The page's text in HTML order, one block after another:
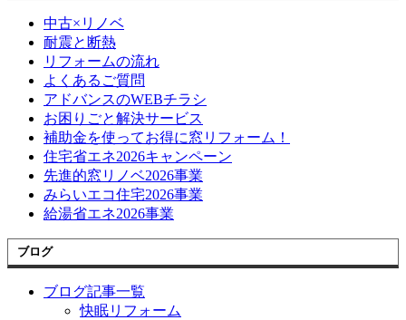
中古×リノベ
耐震と断熱
リフォームの流れ
よくあるご質問
アドバンスのWEBチラシ
お困りごと解決サービス
補助金を使ってお得に窓リフォーム！
住宅省エネ2026キャンペーン
先進的窓リノベ2026事業
みらいエコ住宅2026事業
給湯省エネ2026事業
ブログ
ブログ記事一覧
快眠リフォーム